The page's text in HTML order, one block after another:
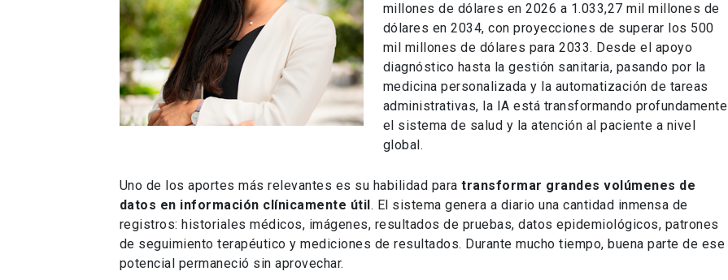
millones de dólares en 2026 a 1.033,27 mil millones de
dólares en 2034, con proyecciones de superar los 500
mil millones de dólares para 2033. Desde el apoyo
diagnóstico hasta la gestión sanitaria, pasando por la
medicina personalizada y la automatización de tareas
administrativas, la IA está transformando profundamente
el sistema de salud y la atención al paciente a nivel
global.
Uno de los aportes más relevantes es su habilidad paratransformar grandes volúmenes de
datos en información clínicamente útil. El sistema genera a diario una cantidad inmensa de
registros: historiales médicos, imágenes, resultados de pruebas, datos epidemiológicos, patrones
de seguimiento terapéutico y mediciones de resultados. Durante mucho tiempo, buena parte de ese
potencial permaneció sin aprovechar.